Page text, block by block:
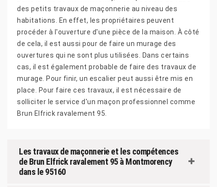
des petits travaux de maçonnerie au niveau des
habitations. En effet, les propriétaires peuvent
procéder à l'ouverture d'une pièce de la maison. À côté
de cela, il est aussi pour de faire un murage des
ouvertures qui ne sont plus utilisées. Dans certains
cas, il est également probable de faire des travaux de
murage. Pour finir, un escalier peut aussi être mis en
place. Pour faire ces travaux, il est nécessaire de
solliciter le service d'un maçon professionnel comme
Brun Elfrick ravalement 95.
Les travaux de maçonnerie et les compétences
de Brun Elfrick ravalement 95 à Montmorency
dans le 95160